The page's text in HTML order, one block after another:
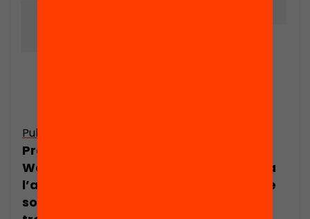
Publicació
Presentació:
Webinar: com
l’aprenentatge
social online
Lideratge per a
l’aprenentatge